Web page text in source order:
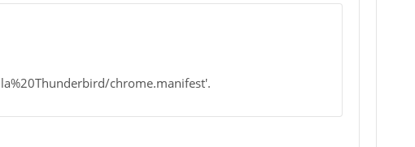
print.printer_Canon_MP550_series.print_margin_bottom	0.5
chrome.manifest'.